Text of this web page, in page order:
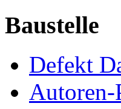
Baustelle
Defekt
Autoren-